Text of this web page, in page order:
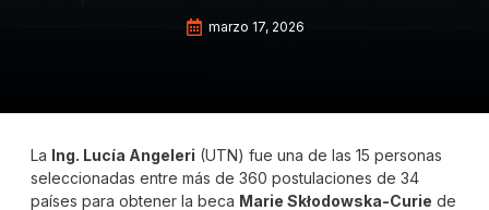
marzo 17, 2026
La Ing. Lucía Angeleri (UTN) fue una de las 15 personas
seleccionadas entre más de 360 postulaciones de 34
países para obtener la beca Marie Skłodowska-Curie de